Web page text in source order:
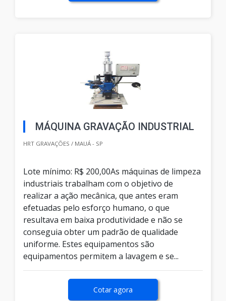
MÁQUINA GRAVAÇÃO INDUSTRIAL
HRT GRAVAÇÕES / MAUÁ - SP
Lote mínimo: R$ 200,00As máquinas de limpeza
industriais trabalham com o objetivo de
realizar a ação mecânica, que antes eram
efetuadas pelo esforço humano, o que
resultava em baixa produtividade e não se
conseguia obter um padrão de qualidade
uniforme. Estes equipamentos são
equipamentos permitem a lavagem e se...
Cotar agora